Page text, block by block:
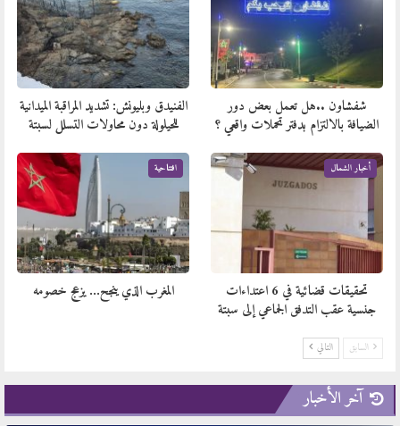
شفشاون ..هل تعمل بعض دور
الضيافة بالالتزام بدفتر تحملات واقعي ؟
الفنيدق وبليونش: تشديد المراقبة الميدانية
للحيلولة دون محاولات التسلل لسبتة
أخبار الشمال
تحقيقات قضائية في 6 اعتداءات
جنسية عقب التدفق الجماعي إلى سبتة
افتتاحية
المغرب الذي ينجح… يزعج خصومه
السابق التالي
آخر الأخبار